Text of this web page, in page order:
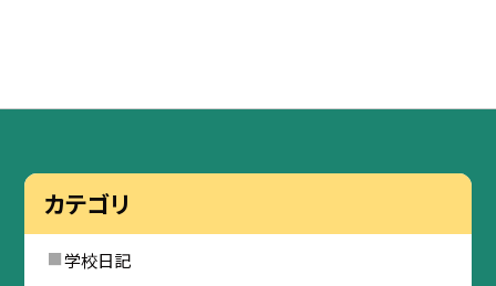
カテゴリ
学校日記